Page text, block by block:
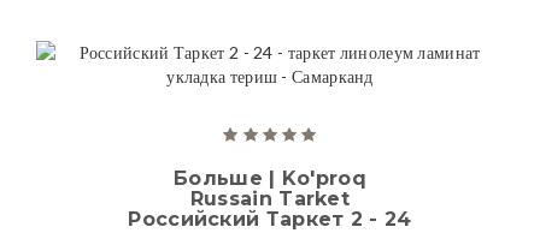
Больше | Ko'proq
Russain Tarket
Российский Таркет 2 - 24